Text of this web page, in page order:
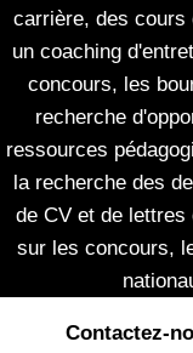
carrière, des cours
un coaching
concours, les
recherche
ressources
la recherche des
de CV et de
sur les concours,
Contactez-